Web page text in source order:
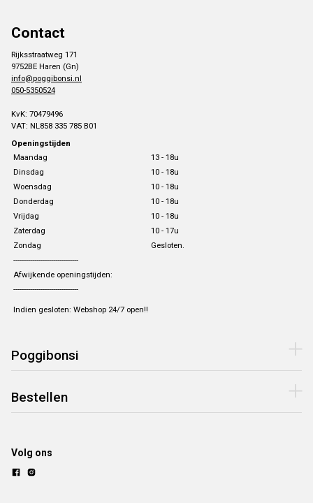
Contact
Rijksstraatweg 171
9752BE Haren (Gn)
info@poggibonsi.nl
050-5350524
KvK: 70479496
VAT: NL858 335 785 B01
Openingstijden
Maandag
13 - 18u
Dinsdag
10 - 18u
Woensdag
10 - 18u
Donderdag
10 - 18u
Vrijdag
10 - 18u
Zaterdag
10 - 17u
Zondag
Gesloten.
-------------------------------
Afwijkende openingstijden:
-------------------------------
Indien gesloten: Webshop 24/7 open!!
Poggibonsi
Bestellen
Volg ons